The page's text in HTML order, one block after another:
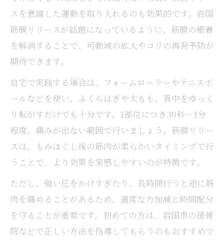
スを意識した運動を取り入れるのも効果的です。岩国
筋膜リリースが話題になっているように、筋膜の癒着
を解消することで、可動域の拡大やコリの再発予防が
期待できます。
自宅で実践する場合は、フォームローラーやテニスボ
ールなどを使い、ふくらはぎや太もも、背中をゆっく
り転がすだけでも十分です。1部位につき30秒～1分
程度、痛みが出ない範囲で行いましょう。筋膜リリー
スは、もみほぐし後の筋肉が柔らかいタイミングで行
うことで、より効果を実感しやすいのが特徴です。
ただし、強い圧をかけすぎたり、長時間行うと逆に筋
肉を痛めることがあるため、適度な力加減と時間配分
を守ることが重要です。初めての方は、岩国市の接骨
院などで正しい方法を指導してもらうのもおすすめで